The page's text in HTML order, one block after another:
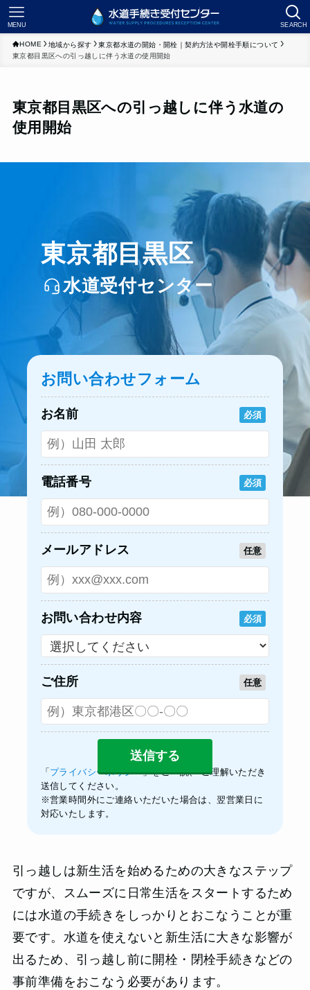
SEARCH
MENU
HOME 地域から探す
東京都水道の開始・開栓｜契約方法や開栓手順について
東京都目黒区への引っ越しに伴う水道の使用開始
東京都目黒区への引っ越しに伴う水道の
使用開始
東京都目黒区
水道受付センター
お問い合わせフォーム
お名前 必須
電話番号 必須
メールアドレス 任意
お問い合わせ内容 必須
ご住所 任意
「 プライバシーポリシー」をご一読、 ご理解いただき
送信してください。
※営業時間外にご連絡いただいた場合は、翌営業日に
対応いたします。
引っ越しは新生活を始めるための大きなステップ
ですが、スムーズに日常生活をスタートするため
には水道の手続きをしっかりとおこなうことが重
要です。水道を使えないと新生活に大きな影響が
出るため、引っ越し前に開栓・閉栓手続きなどの
事前準備をおこなう必要があります。